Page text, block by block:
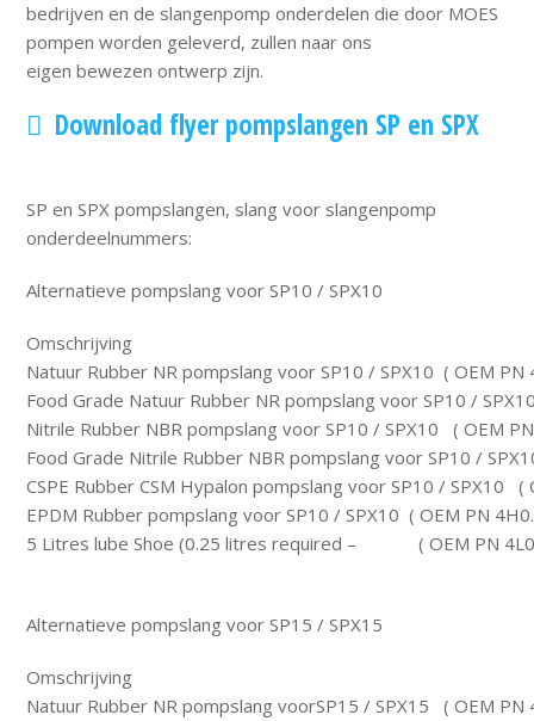
bedrijven en de slangenpomp onderdelen die door MOES
pompen worden geleverd, zullen naar ons
eigen bewezen ontwerp zijn.
Download flyer pompslangen SP en SPX
SP en SPX pompslangen, slang voor slangenpomp
onderdeelnummers:
Alternatieve pompslang voor SP10 / SPX10
Omschrijving
Natuur Rubber NR pompslang voor SP10 / SPX10 ( OEM PN
Food Grade Natuur Rubber NR pompslang voor SP10 /
Nitrile Rubber NBR pompslang voor SP10 / SPX10 ( OEM
Food Grade Nitrile Rubber NBR pompslang voor SP10 /
CSPE Rubber CSM Hypalon pompslang voor SP10 / SPX10
EPDM Rubber pompslang voor SP10 / SPX10 ( OEM PN
5 Litres lube Shoe (0.25 litres required – ( OEM PN
Alternatieve pompslang voor SP15 / SPX15
Omschrijving
Natuur Rubber NR pompslang voorSP15 / SPX15 ( OEM PN